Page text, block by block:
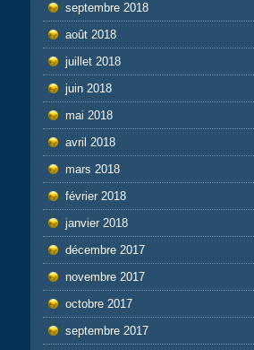
septembre 2018
août 2018
juillet 2018
juin 2018
mai 2018
avril 2018
mars 2018
février 2018
janvier 2018
décembre 2017
novembre 2017
octobre 2017
septembre 2017